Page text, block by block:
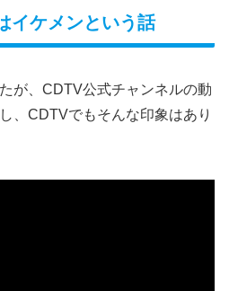
イケメンという話
が、CDTV公式チャンネルの動
、CDTVでもそんな印象はあり